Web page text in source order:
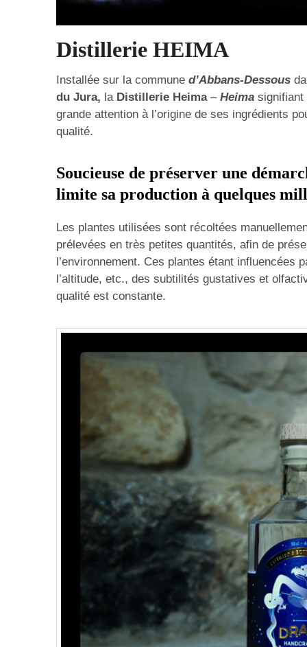
Distillerie HEIMA
Installée sur la commune d’Abbans-Dessous
du Jura, la Distillerie Heima– Heima
grande attention à l’origine de ses ingrédients
qualité.
Soucieuse de préserver une
limite sa production à quelques
Les plantes utilisées sont récoltées
prélevées en très petites quantités, afin de
l’environnement. Ces plantes étant influencées
l’altitude, etc., des subtilités gustatives et
qualité est constante.